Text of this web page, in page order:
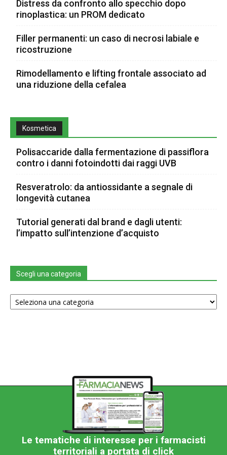
Distress da confronto allo specchio dopo
rinoplastica: un PROM dedicato
Filler permanenti: un caso di necrosi labiale e
ricostruzione
Rimodellamento e lifting frontale associato ad
una riduzione della cefalea
Kosmetica
Polisaccaride dalla fermentazione di passiflora
contro i danni fotoindotti dai raggi UVB
Resveratrolo: da antiossidante a segnale di
longevità cutanea
Tutorial generati dal brand e dagli utenti:
l’impatto sull’intenzione d’acquisto
Scegli una categoria
Scegli
una
Le tematiche di interesse per i farmacisti
territoriali a portata di click